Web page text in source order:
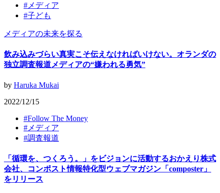
# メディア
#子ども
メディアの未来を探る
飲み込みづらい真実こそ伝えなければいけない。オランダの
独立調査報道メディアの“嫌われる勇気”
by Haruka Mukai
2022/12/15
#Follow The Money
# メディア
#調査報道
「循環を、つくろう。」をビジョンに活動するおかえり株式
会社、コンポスト情報特化型ウェブマガジン「composter」
をリリース